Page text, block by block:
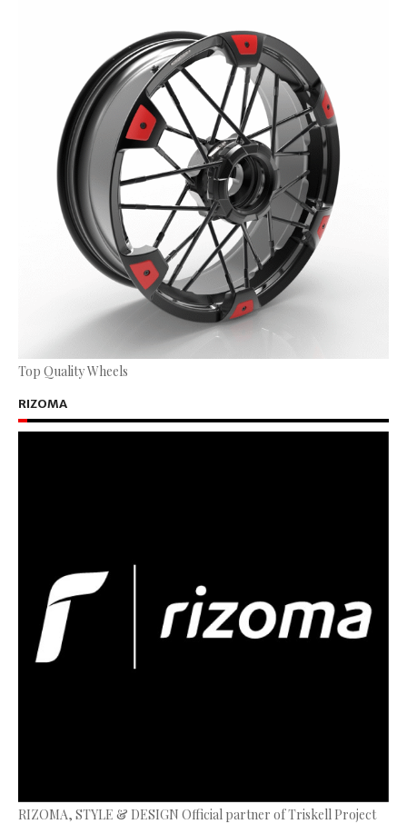
Top Quality Wheels
RIZOMA
RIZOMA, STYLE & DESIGN Official partner of Triskell Project